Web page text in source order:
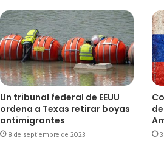
Un tribunal federal de EEUU
ordena a Texas retirar boyas
antimigrantes
8 de septiembre de 2023